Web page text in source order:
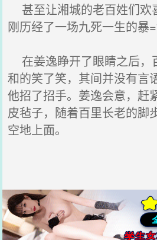
甚至让湘城的老百姓们欢
刚历经了一场九死一生的暴=
在姜逸睁开了眼睛之后，
和的笑了笑，其间并没有言
他招了招手。姜逸会意，赶
皮毡子，随着百里长老的脚
空地上面。